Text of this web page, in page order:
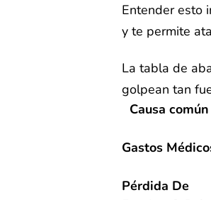
Entender esto
y te permite
La tabla de
golpean tan
Causa común
Gastos
Pérdida De